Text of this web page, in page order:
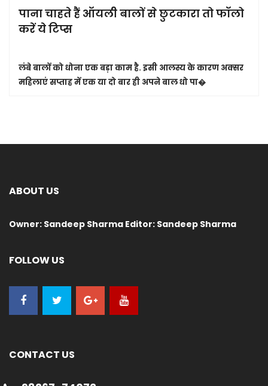
पाना चाहते हैं ऑयली बालों से छुटकारा तो फॉलो
करें ये टिप्स
लंबे बालों को धोना एक बड़ा काम है. इसी आलस्य के कारण अक्सर
महिलाएं सप्ताह में एक या दो बार ही अपने बाल धो पा�
ABOUT US
Owner: Sandeep Sharma Editor: Sandeep Sharma
FOLLOW US
CONTACT US